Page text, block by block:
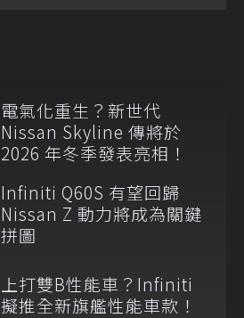
電氣化重生？新世代
Nissan Skyline 傳將於
2026 年冬季發表亮相！
Infiniti Q60S 有望回歸
Nissan Z 動力將成為關鍵
拼圖
上打雙B性能車？Infiniti
擬推全新旗艦性能車款！